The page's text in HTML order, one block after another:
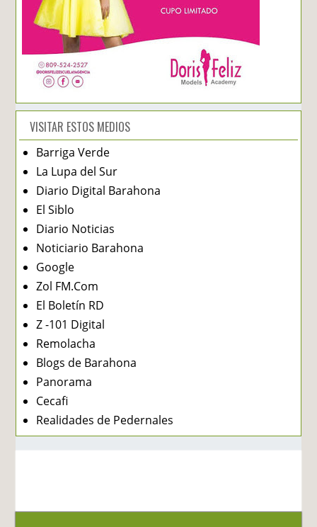
VISITAR ESTOS MEDIOS
Barriga Verde
La Lupa del Sur
Diario Digital Barahona
El Siblo
Diario Noticias
Noticiario Barahona
Google
Zol FM.Com
El Boletín RD
Z -101 Digital
Remolacha
Blogs de Barahona
Panorama
Cecafi
Realidades de Pedernales